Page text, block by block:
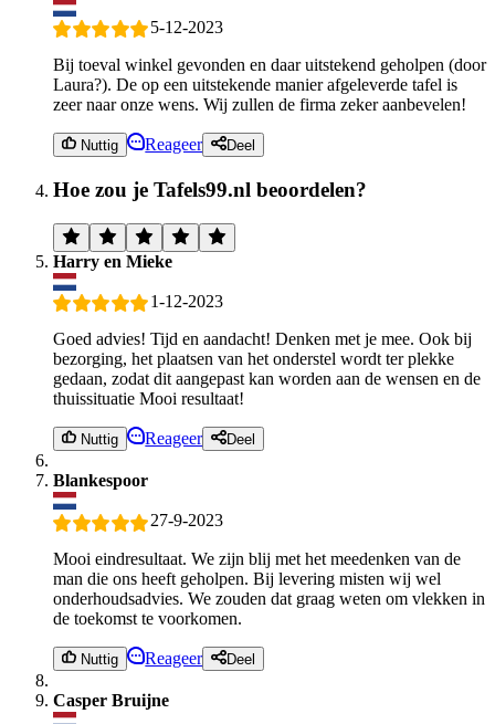
5-12-2023
Bij toeval winkel gevonden en daar uitstekend geholpen (door
Laura?). De op een uitstekende manier afgeleverde tafel is
zeer naar onze wens. Wij zullen de firma zeker aanbevelen!
Nuttig Reageer Deel
Hoe zou je Tafels99.nl beoordelen?
Harry en Mieke
1-12-2023
Goed advies! Tijd en aandacht! Denken met je mee. Ook bij
bezorging, het plaatsen van het onderstel wordt ter plekke
gedaan, zodat dit aangepast kan worden aan de wensen en de
thuissituatie Mooi resultaat!
Nuttig Reageer Deel
Blankespoor
27-9-2023
Mooi eindresultaat. We zijn blij met het meedenken van de
man die ons heeft geholpen. Bij levering misten wij wel
onderhoudsadvies. We zouden dat graag weten om vlekken in
de toekomst te voorkomen.
Nuttig Reageer Deel
Casper Bruijne